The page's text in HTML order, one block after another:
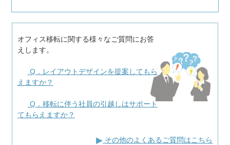
オフィス移転に関する様々なご質問にお答
えします。
Q．レイアウトデザインを提案してもら
えますか？
Q．移転に伴う社員の引越しはサポート
てもらえますか？
その他のよくあるご質問はこちら